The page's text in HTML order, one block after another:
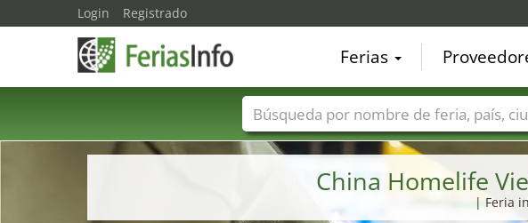
China Homelife
| Feria
Login Registrado
Ferias
Nombres de ferias Países